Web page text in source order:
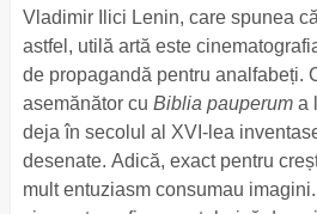
Vladimir Ilici Lenin, care spunea
astfel, utilă artă este
de propagandă pentru analfabeți.
asemănător cu Biblia pauperuma
deja în secolul al XVI-lea
desenate. Adică, exact pentru
mult entuziasm consumau